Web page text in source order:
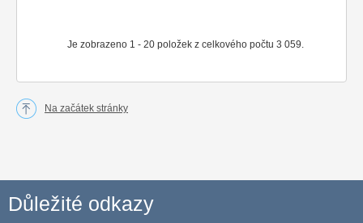
Je zobrazeno 1 - 20 položek z celkového počtu 3 059.
Na začátek stránky
Důležité odkazy